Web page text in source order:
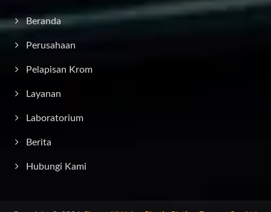
Beranda
Perusahaan
Pelapisan Krom
Layanan
Laboratorium
Berita
Hubungi Kami